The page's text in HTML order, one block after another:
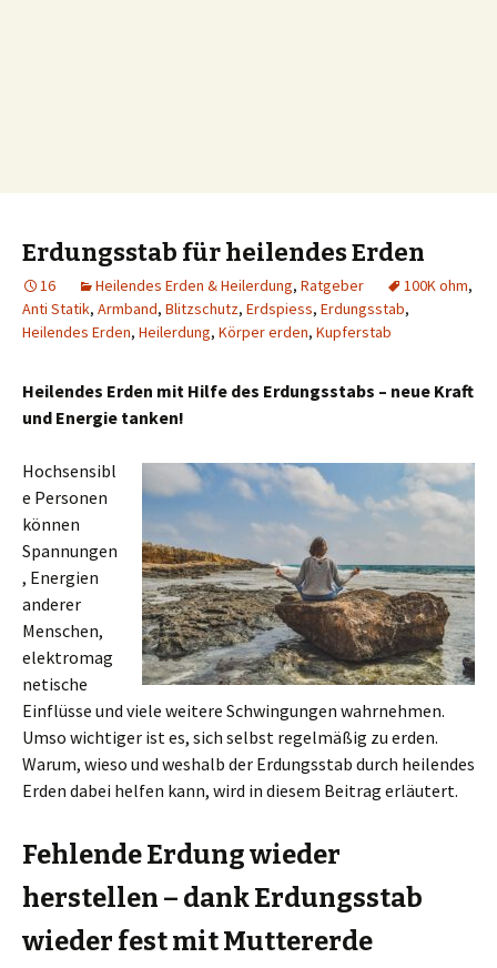
Erdungsstab für heilendes Erden
16 Heilendes Erden & Heilerdung, Ratgeber 100K ohm,
Anti Statik, Armband, Blitzschutz, Erdspiess, Erdungsstab,
Heilendes Erden, Heilerdung, Körper erden, Kupferstab
Heilendes Erden mit Hilfe des Erdungsstabs – neue Kraft
und Energie tanken!
Hochsensibl
e Personen
können
Spannungen
, Energien
anderer
Menschen,
elektromag
netische
Einflüsse und viele weitere Schwingungen wahrnehmen.
Umso wichtiger ist es, sich selbst regelmäßig zu erden.
Warum, wieso und weshalb der Erdungsstab durch heilendes
Erden dabei helfen kann, wird in diesem Beitrag erläutert.
Fehlende Erdung wieder
herstellen – dank Erdungsstab
wieder fest mit Muttererde